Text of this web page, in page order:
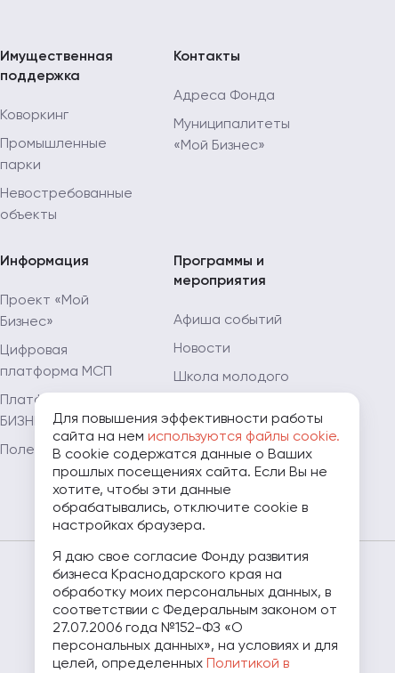
Имущественная
поддержка
Коворкинг
Промышленные
парки
Невостребованные
объекты
Информация
Проект «Мой
Бизнес»
Цифровая
платформа МСП
Платформа «ЗA
БИЗНЕС.РФ»
Полезные ресурсы
Контакты
Адреса Фонда
Муниципалитеты
«Мой Бизнес»
Программы и
мероприятия
Афиша событий
Новости
Школа молодого
Мой Огород - Мой
Бизнес
Мамапредприниматель.рф
8 (800) 707-07-11
Для повышения эффективности работы
сайта на нем используются файлы cookie.
В cookie содержатся данные о Ваших
прошлых посещениях сайта. Если Вы не
хотите, чтобы эти данные
обрабатывались, отключите cookie в
настройках браузера.
Я даю свое согласие Фонду развития
бизнеса Краснодарского края на
обработку моих персональных данных, в
соответствии с Федеральным законом от
27.07.2006 года №152-ФЗ «О
персональных данных», на условиях и для
целей, определенных
Политикой в